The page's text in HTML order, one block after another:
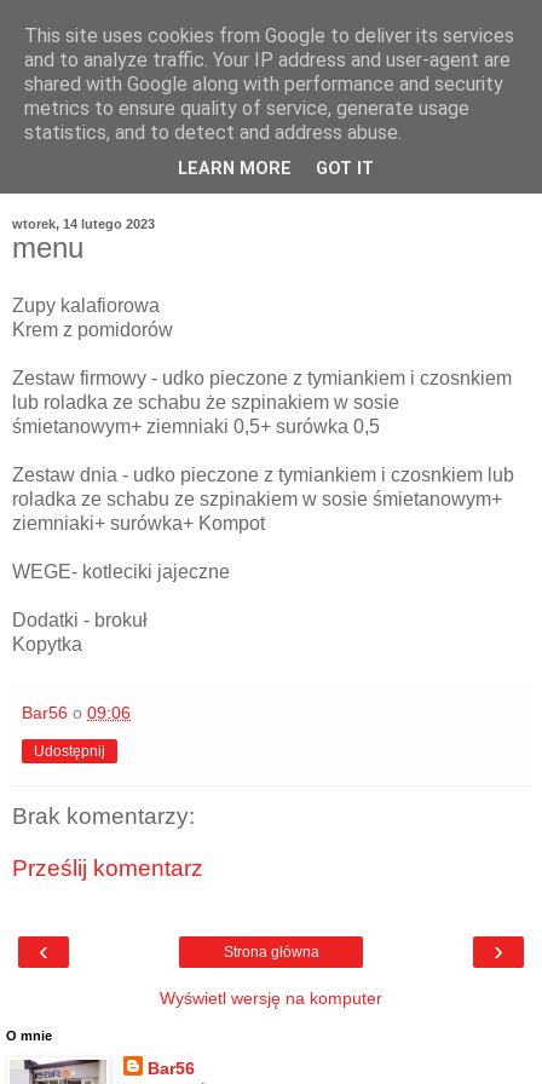
wtorek, 14 lutego 2023
menu
Zupy kalafiorowa
Krem z pomidorów
Zestaw firmowy - udko pieczone z tymiankiem i czosnkiem
lub roladka ze schabu że szpinakiem w sosie
śmietanowym+ ziemniaki 0,5+ surówka 0,5
Zestaw dnia - udko pieczone z tymiankiem i czosnkiem lub
roladka ze schabu ze szpinakiem w sosie śmietanowym+
ziemniaki+ surówka+ Kompot
WEGE- kotleciki jajeczne
Dodatki - brokuł
Kopytka
Bar56 o 09:06
Udostępnij
Brak komentarzy:
Prześlij komentarz
‹ ›
Strona główna
Wyświetl wersję na komputer
O mnie
Bar56
This site uses cookies from Google to deliver its services
and to analyze traffic. Your IP address and user-agent are
shared with Google along with performance and security
metrics to ensure quality of service, generate usage
statistics, and to detect and address abuse.
LEARN MORE GOT IT